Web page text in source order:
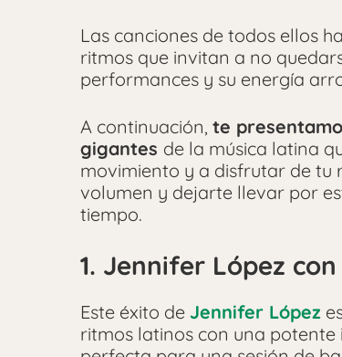
Las canciones de todos ellos
ritmos que invitan a no
performances y su energía
A continuación, te
gigantes de la música latina
movimiento y a disfrutar de tu
volumen y dejarte llevar por
tiempo.
1. Jennifer López con
Este éxito de Jennifer López
ritmos latinos con una